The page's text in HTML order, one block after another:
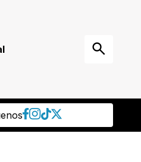
Cup! ¿Dónde y a qué hora